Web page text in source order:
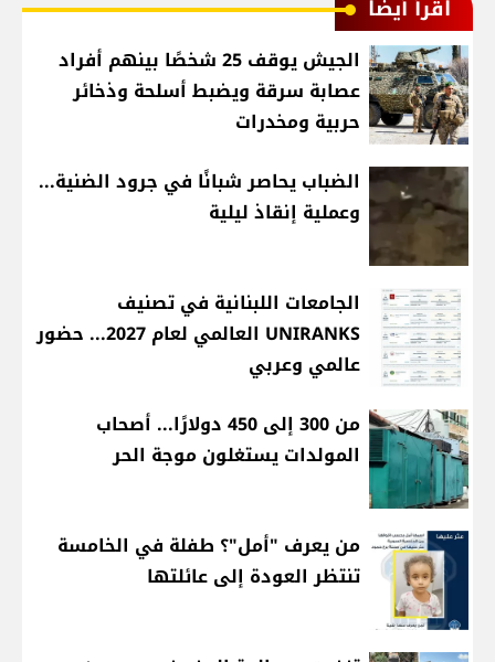
اقرأ أيضا
الجيش يوقف 25 شخصًا بينهم أفراد
عصابة سرقة ويضبط أسلحة وذخائر
حربية ومخدرات
الضباب يحاصر شبانًا في جرود الضنية...
وعملية إنقاذ ليلية
الجامعات اللبنانية في تصنيف
UNIRANKS العالمي لعام 2027... حضور
عالمي وعربي
من 300 إلى 450 دولارًا... أصحاب
المولدات يستغلون موجة الحر
من يعرف "أمل"؟ طفلة في الخامسة
تنتظر العودة إلى عائلتها